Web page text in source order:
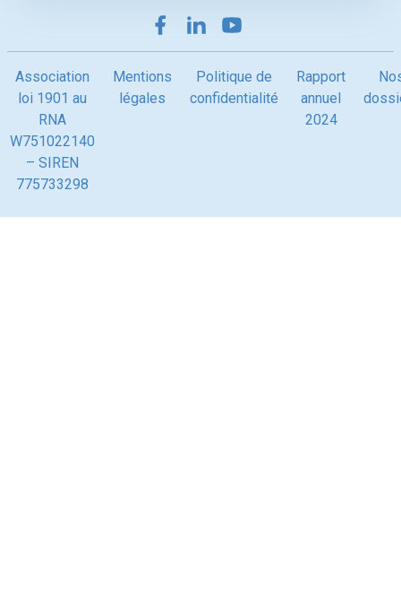
Association
loi 1901 au
RNA
W751022140
– SIREN
775733298
Mentions
légales
Politique de
confidentialité
Rapport
annuel
2024